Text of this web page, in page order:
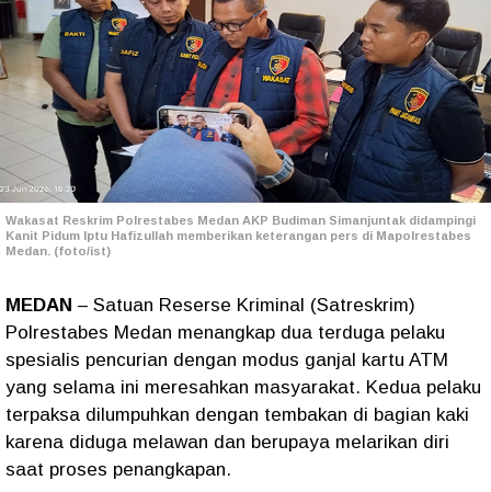
Wakasat Reskrim Polrestabes Medan AKP Budiman Simanjuntak didampingi
Kanit Pidum Iptu Hafizullah memberikan keterangan pers di Mapolrestabes
Medan. (foto/ist)
MEDAN – Satuan Reserse Kriminal (Satreskrim)
Polrestabes Medan menangkap dua terduga pelaku
spesialis pencurian dengan modus ganjal kartu ATM
yang selama ini meresahkan masyarakat. Kedua pelaku
terpaksa dilumpuhkan dengan tembakan di bagian kaki
karena diduga melawan dan berupaya melarikan diri
saat proses penangkapan.